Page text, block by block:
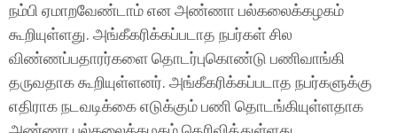
நம்பி ஏமாறவேண்டாம் என அண்ணா பல்கலைக்கழகம்
கூறியுள்ளது. அங்கீகரிக்கப்படாத நபர்கள் சில
விண்ணப்பதாரர்களை தொடர்புகொண்டு பணிவாங்கி
தருவதாக கூறியுள்ளனர். அங்கீகரிக்கப்படாத நபர்களுக்கு
எதிராக நடவடிக்கை எடுக்கும் பணி தொடங்கியுள்ளதாக